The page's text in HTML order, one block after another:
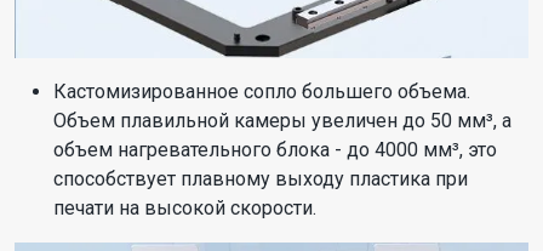
Кастомизированное сопло большего объема.
Объем плавильной камеры увеличен до 50 мм³, а
объем нагревательного блока - до 4000 мм³, это
способствует плавному выходу пластика при
печати на высокой скорости.